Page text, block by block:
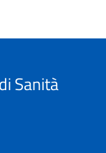
Sanità